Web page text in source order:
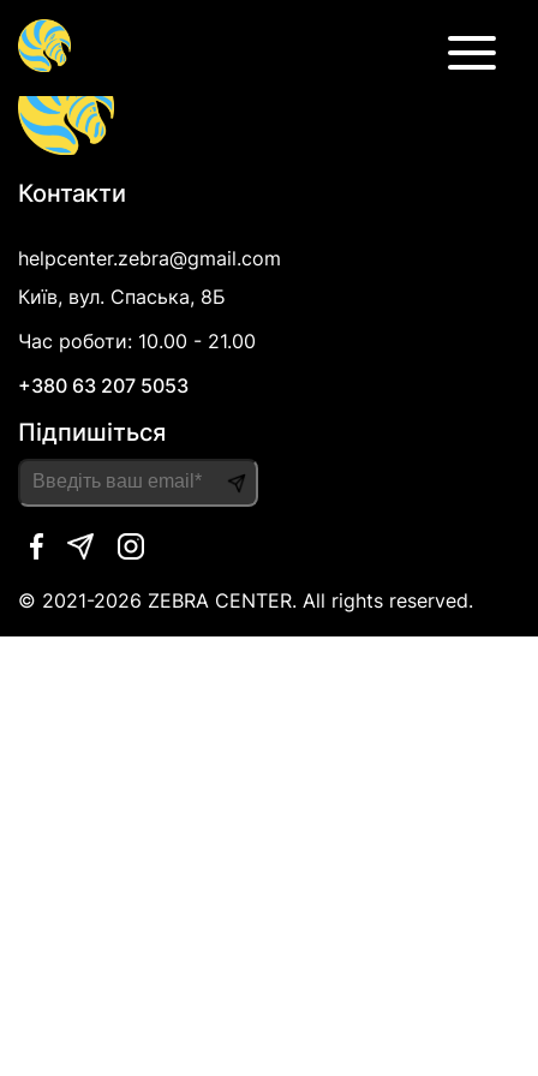
Індивідуальна консультація
Контакти
helpcenter.zebra@gmail.com
Київ, вул. Спаська, 8Б
Час роботи: 10.00 - 21.00
+380 63 207 5053
Підпишіться
leave
field
empty.
© 2021-2026 ZEBRA CENTER. All rights reserved.